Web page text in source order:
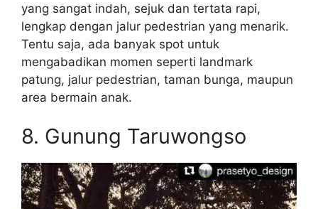
yang sangat indah, sejuk dan tertata rapi,
lengkap dengan jalur pedestrian yang menarik.
Tentu saja, ada banyak spot untuk
mengabadikan momen seperti landmark
patung, jalur pedestrian, taman bunga, maupun
area bermain anak.
8. Gunung Taruwongso